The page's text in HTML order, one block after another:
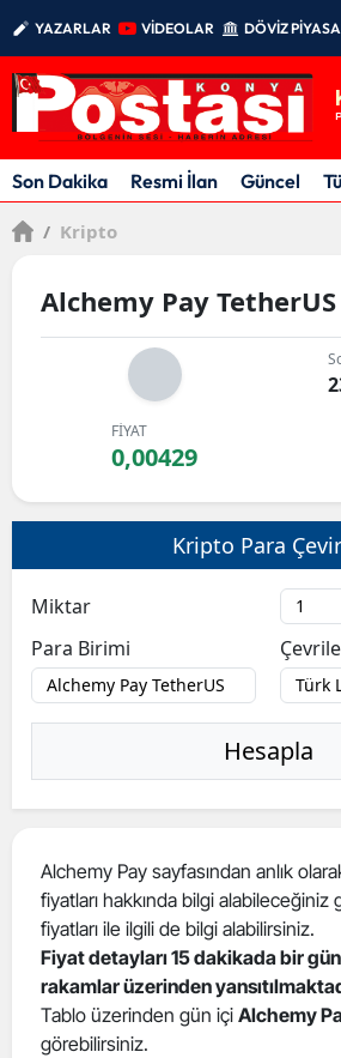
YAZARLAR VİDEOLAR DÖVİZ
Son Dakika Resmi İlan Güncel
/ Kripto
Alchemy Pay TetherUS
FİYAT
0,00429
Kripto Para
Miktar
Para Birimi
Hesapla
Alchemy Pay sayfasından anlık
fiyatları hakkında bilgi alabileceğiniz
fiyatları ile ilgili de bilgi alabilirsiniz.
Fiyat detayları 15 dakikada bir
rakamlar üzerinden
Tablo üzerinden gün içi Alchemy
görebilirsiniz.